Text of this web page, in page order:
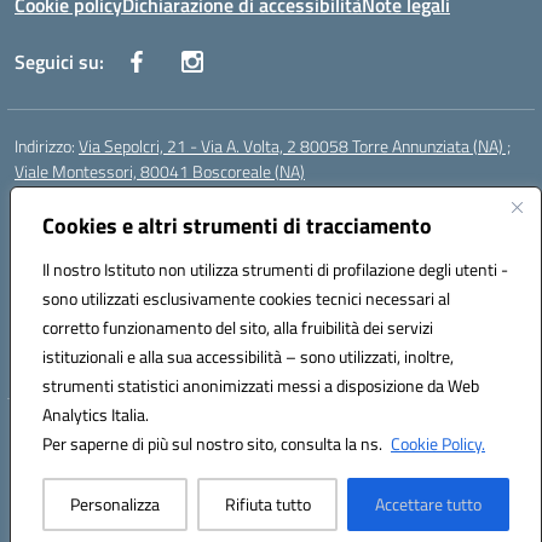
Cookies e altri strumenti di tracciamento
Il nostro Istituto non utilizza strumenti di profilazione degli utenti -
sono utilizzati esclusivamente cookies tecnici necessari al
corretto funzionamento del sito, alla fruibilità dei servizi
istituzionali e alla sua accessibilità – sono utilizzati, inoltre,
strumenti statistici anonimizzati messi a disposizione da Web
Analytics Italia.
Per saperne di più sul nostro sito, consulta la ns. Cookie Policy.
Personalizza Rifiuta tutto Accettare tutto
Seguici su:
Indirizzo:Via Sepolcri, 21 - Via A. Volta, 2 80058 Torre Annunziata (NA) ;
Viale Montessori, 80041 Boscoreale (NA)
Centralino:
Posta elettronica certificata (PEC):nais04100b@pec.istruzione.it
Codice fiscale: 82008750638
Codice meccanografico:NAIS04100B
Codice Indice delle Pubbliche Amministrazioni (IPA): istsc_nais04100b
Codice unico di fatturazione (CUF): UFELOU
Hosting & Powered by 3D Solution S.r.l.
Concept & Design by Designers Italia